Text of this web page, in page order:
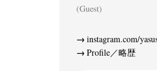
(Guest)
instagram.com/
Profile／略歴